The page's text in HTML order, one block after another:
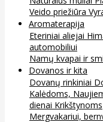
Veido priežiūra
Aromaterapija
Eteriniai aliejai
automobiliui
Namų kvapai ir
Dovanos ir kita
Dovanų rinkiniai
Kalėdoms,
dienai Krikštynoms
Mergvakariui,